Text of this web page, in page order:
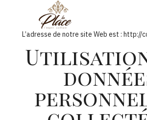
L’adresse de notre site Web est :